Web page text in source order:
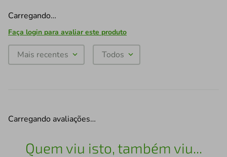
Carregando…
Faça login para avaliar este produto
Mais recentes Todos
Carregando avaliações…
Quem viu isto, também viu...